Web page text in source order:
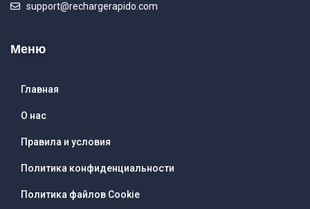
support@rechargerapido.com
Меню
Главная
О нас
Правила и условия
Политика конфиденциальности
Политика файлов Cookie